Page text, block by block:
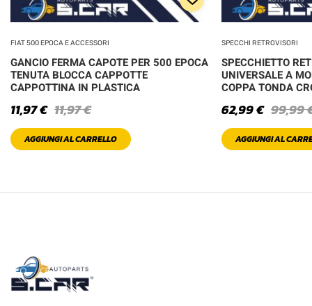
FIAT 500 EPOCA E ACCESSORI
GANCIO FERMA CAPOTE PER 500 EPOCA
TENUTA BLOCCA CAPPOTTE
CAPPOTTINA IN PLASTICA
11,97€
11,97€
AGGIUNGI AL CARRELLO
SPECCHI RETROVISORI
SPECCHIETTO
UNIVERSALE A
COPPA TONDA
99,99
62,99€
AGGIUNGI AL